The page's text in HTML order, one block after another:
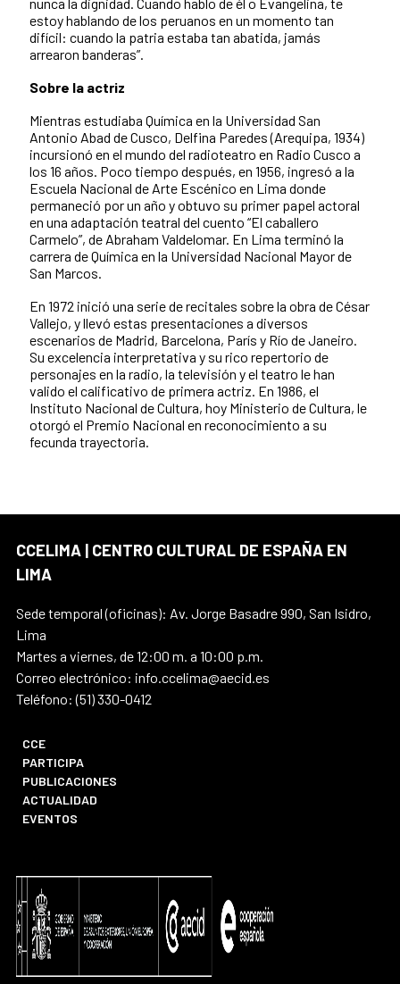
estoy hablando de los peruanos en un momento tan
difícil: cuando la patria estaba tan abatida, jamás
arrearon banderas”.
Sobre la actriz
Mientras estudiaba Química en la Universidad San
Antonio Abad de Cusco, Delfina Paredes (Arequipa, 1934)
incursionó en el mundo del radioteatro en Radio Cusco a
los 16 años. Poco tiempo después, en 1956, ingresó a la
Escuela Nacional de Arte Escénico en Lima donde
permaneció por un año y obtuvo su primer papel actoral
en una adaptación teatral del cuento “El caballero
Carmelo”, de Abraham Valdelomar. En Lima terminó la
carrera de Química en la Universidad Nacional Mayor de
San Marcos.
En 1972 inició una serie de recitales sobre la obra de César
Vallejo, y llevó estas presentaciones a diversos
escenarios de Madrid, Barcelona, París y Río de Janeiro.
Su excelencia interpretativa y su rico repertorio de
personajes en la radio, la televisión y el teatro le han
valido el calificativo de primera actriz. En 1986, el
Instituto Nacional de Cultura, hoy Ministerio de Cultura, le
otorgó el Premio Nacional en reconocimiento a su
fecunda trayectoria.
CCELIMA | CENTRO CULTURAL DE ESPAÑA EN
LIMA
Sede temporal (oficinas): Av. Jorge Basadre 990, San Isidro,
Lima
Martes a viernes, de 12:00 m. a 10:00 p.m.
Correo electrónico: info.ccelima@aecid.es
Teléfono: (51) 330-0412
CCE
PARTICIPA
PUBLICACIONES
ACTUALIDAD
EVENTOS